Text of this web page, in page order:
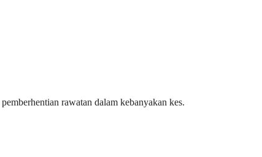
rawatan dalam kebanyakan kes.